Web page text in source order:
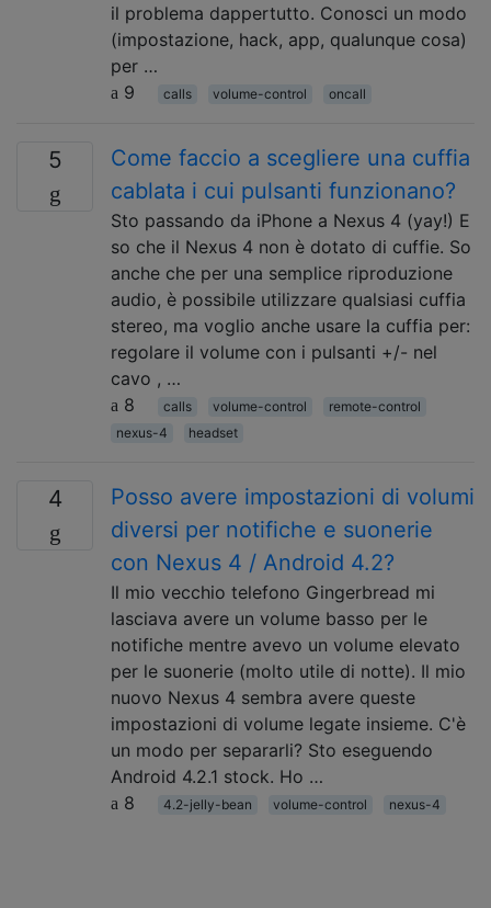
il problema dappertutto. Conosci un modo
(impostazione, hack, app, qualunque cosa)
per …
9
calls volume-control oncall
5
Come faccio a scegliere una cuffia
cablata i cui pulsanti funzionano?
Sto passando da iPhone a Nexus 4 (yay!) E
so che il Nexus 4 non è dotato di cuffie. So
anche che per una semplice riproduzione
audio, è possibile utilizzare qualsiasi cuffia
stereo, ma voglio anche usare la cuffia per:
regolare il volume con i pulsanti +/- nel
cavo , …
8
calls volume-control
remote-control
nexus-4
headset
4
Posso avere impostazioni di volumi
diversi per notifiche e suonerie
con Nexus 4 / Android 4.2?
Il mio vecchio telefono Gingerbread mi
lasciava avere un volume basso per le
notifiche mentre avevo un volume elevato
per le suonerie (molto utile di notte). Il mio
nuovo Nexus 4 sembra avere queste
impostazioni di volume legate insieme. C'è
un modo per separarli? Sto eseguendo
Android 4.2.1 stock. Ho …
8
4.2-jelly-bean volume-control nexus-4